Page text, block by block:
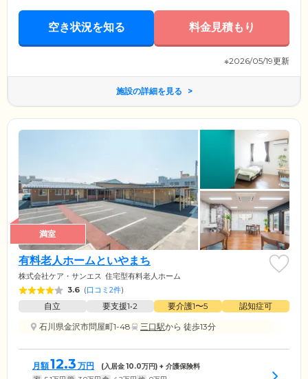
空き状況を知る 料金見積もり
※2026/05/19更新
施設の詳細を見る
満室
有料老人ホームといやまち
株式会社ケア・サンエス 住宅型有料老人ホーム
3.6 (口コミ2件)
自立 要支援1•2 要介護1〜5
認知症可
石川県金沢市問屋町1-48
三口駅から 徒歩13分
月額12.3 万円 (入居金10.0万円) + 介護保険料